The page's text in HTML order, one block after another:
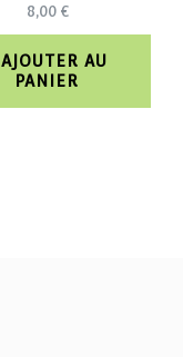
8,00 €
AJOUTER AU
PANIER